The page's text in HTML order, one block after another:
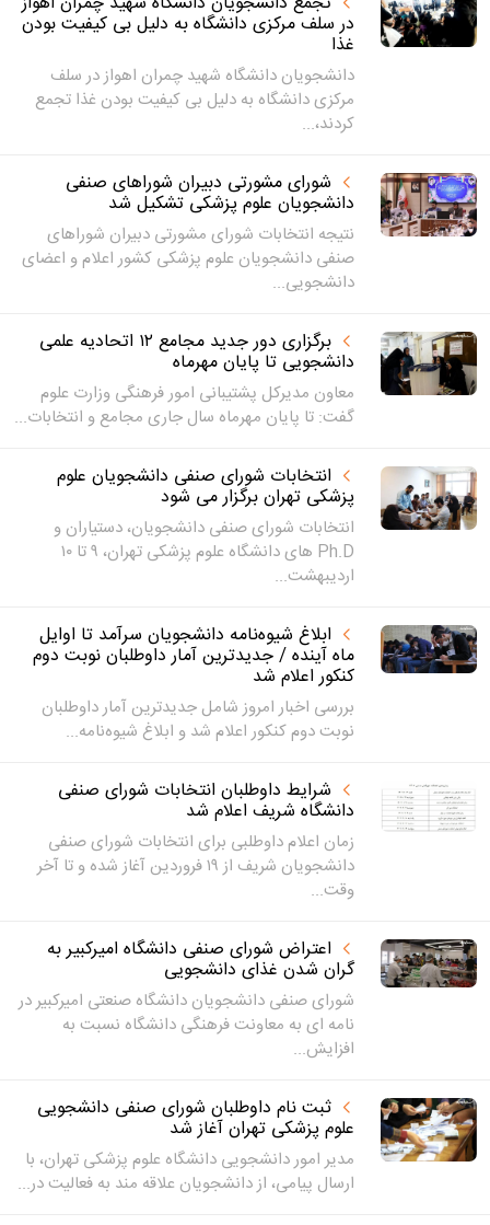
در سلف مرکزی دانشگاه به دلیل بی کیفیت بودن
غذا
دانشجویان دانشگاه شهید چمران اهواز در سلف
مرکزی دانشگاه به دلیل بی کیفیت بودن غذا تجمع
کردند،...
شورای مشورتی دبیران شوراهای صنفی
دانشجویان علوم پزشکی تشکیل شد
نتیجه انتخابات شورای مشورتی دبیران شوراهای
صنفی دانشجویان علوم پزشکی کشور اعلام و اعضای
دانشجویی...
برگزاری دور جدید مجامع ۱۲ اتحادیه علمی
دانشجویی تا پایان مهرماه
معاون مدیرکل پشتیبانی امور فرهنگی وزارت علوم
گفت: تا پایان مهرماه سال جاری مجامع و انتخابات...
انتخابات شورای صنفی دانشجویان علوم
پزشکی تهران برگزار می شود
انتخابات شورای صنفی دانشجویان، دستیاران و
Ph.D های دانشگاه علوم پزشکی تهران، ۹ تا ۱۰
اردیبهشت...
ابلاغ شیوه‌نامه دانشجویان سرآمد تا اوایل
ماه آینده / جدیدترین آمار داوطلبان نوبت دوم
کنکور اعلام شد
بررسی اخبار امروز شامل جدیدترین آمار داوطلبان
نوبت دوم کنکور اعلام شد و ابلاغ شیوه‌نامه...
شرایط داوطلبان انتخابات شورای صنفی
دانشگاه شریف اعلام شد
زمان اعلام داوطلبی برای انتخابات شورای صنفی
دانشجویان شریف از ۱۹ فروردین آغاز شده و تا آخر
وقت...
اعتراض شورای صنفی دانشگاه امیرکبیر به
گران شدن غذای دانشجویی
شورای صنفی دانشجویان دانشگاه صنعتی امیرکبیر در
نامه ای به معاونت فرهنگی دانشگاه نسبت به
افزایش...
ثبت نام داوطلبان شورای صنفی دانشجویی
علوم پزشکی تهران آغاز شد
مدیر امور دانشجویی دانشگاه علوم پزشکی تهران، با
ارسال پیامی، از دانشجویان علاقه مند به فعالیت در...